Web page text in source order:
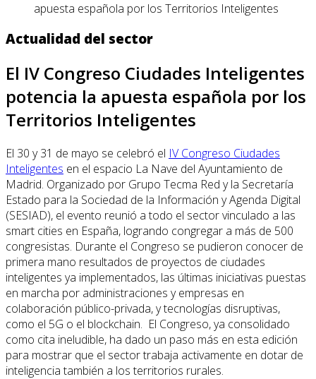
apuesta española por los Territorios Inteligentes
Actualidad del sector
El IV Congreso Ciudades Inteligentes
potencia la apuesta española por los
Territorios Inteligentes
El 30 y 31 de mayo se celebró el IV Congreso Ciudades
Inteligentes en el espacio La Nave del Ayuntamiento de
Madrid. Organizado por Grupo Tecma Red y la Secretaría
Estado para la Sociedad de la Información y Agenda Digital
(SESIAD), el evento reunió a todo el sector vinculado a las
smart cities en España, logrando congregar a más de 500
congresistas. Durante el Congreso se pudieron conocer de
primera mano resultados de proyectos de ciudades
inteligentes ya implementados, las últimas iniciativas puestas
en marcha por administraciones y empresas en
colaboración público-privada, y tecnologías disruptivas,
como el 5G o el blockchain. El Congreso, ya consolidado
como cita ineludible, ha dado un paso más en esta edición
para mostrar que el sector trabaja activamente en dotar de
inteligencia también a los territorios rurales.